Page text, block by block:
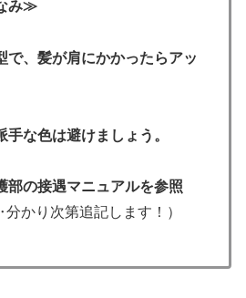
み≫
で、髪が肩にかかったらアッ
手な色は避けましょう。
の接遇マニュアルを参照
かり次第追記します！）